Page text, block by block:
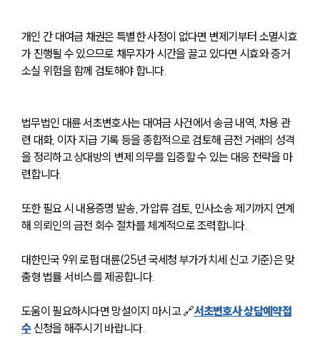
개인 간 대여금 채권은 특별한 사정이 없다면 변제기부터 소멸시효
가 진행될 수 있으므로 채무자가 시간을 끌고 있다면 시효와 증거
소실 위험을 함께 검토해야 합니다.
법무법인 대륜 서초변호사는 대여금 사건에서 송금 내역, 차용 관
련 대화, 이자 지급 기록 등을 종합적으로 검토해 금전 거래의 성격
을 정리하고 상대방의 변제 의무를 입증할 수 있는 대응 전략을 마
련합니다.
또한 필요 시 내용증명 발송, 가압류 검토, 민사소송 제기까지 연계
해 의뢰인의 금전 회수 절차를 체계적으로 조력합니다.
대한민국 9위 로펌 대륜(25년 국세청 부가가치세 신고 기준)은 맞
춤형 법률 서비스를 제공합니다.
도움이 필요하시다면 망설이지 마시고 🔗서초변호사 상담예약접
수 신청을 해주시기 바랍니다.